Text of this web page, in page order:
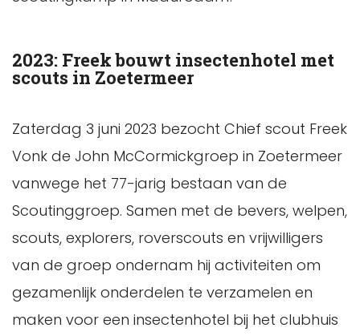
2023: Freek bouwt insectenhotel met
scouts in Zoetermeer
Zaterdag 3 juni 2023 bezocht Chief scout Freek
Vonk de John McCormickgroep in Zoetermeer
vanwege het 77-jarig bestaan van de
Scoutinggroep. Samen met de bevers, welpen,
scouts, explorers, roverscouts en vrijwilligers
van de groep ondernam hij activiteiten om
gezamenlijk onderdelen te verzamelen en
maken voor een insectenhotel bij het clubhuis